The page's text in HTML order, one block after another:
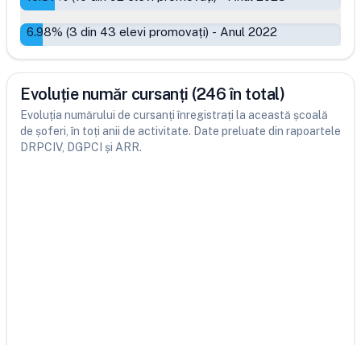
6.98% (3 din 43 elevi promovați) - Anul 2022
Evoluție număr cursanți (246 în total)
Evoluția numărului de cursanți înregistrați la această școală
de șoferi, în toți anii de activitate. Date preluate din rapoartele
DRPCIV, DGPCI și ARR.